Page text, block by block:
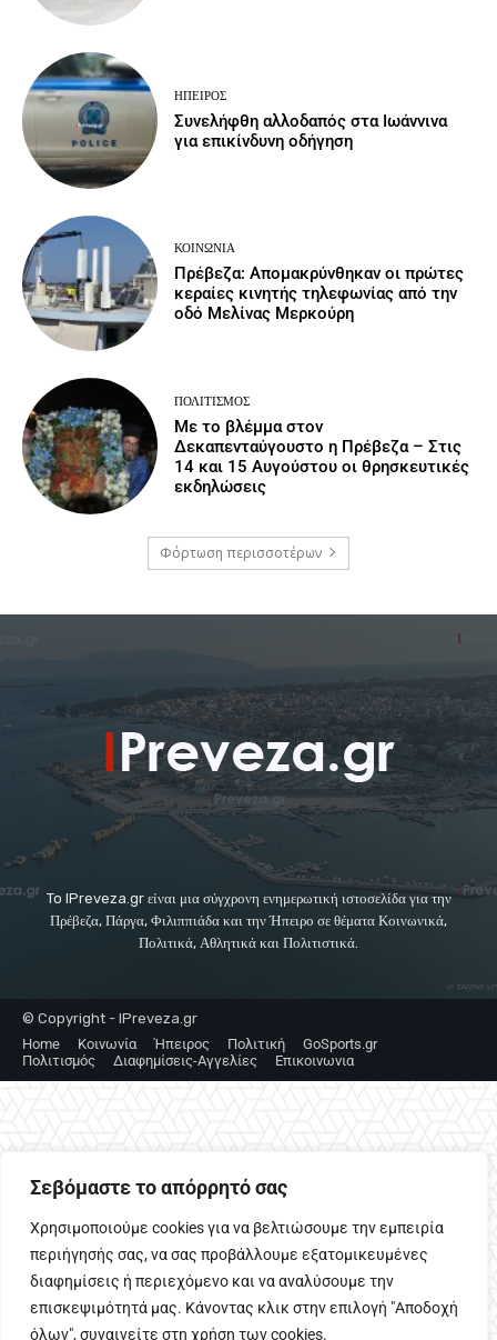
Σεβόμαστε το απόρρητό σας
Χρησιμοποιούμε cookies για να βελτιώσουμε την εμπειρία
περιήγησής σας, να σας προβάλλουμε εξατομικευμένες
διαφημίσεις ή περιεχόμενο και να αναλύσουμε την
επισκεψιμότητά μας. Κάνοντας κλικ στην επιλογή "Αποδοχή
όλων", συναινείτε στη χρήση των cookies.
ΉΠΕΙΡΟΣ
Συνελήφθη αλλοδαπός στα Ιωάννινα
για επικίνδυνη οδήγηση
ΚΟΙΝΩΝΙΑ
Πρέβεζα: Απομακρύνθηκαν οι πρώτες
κεραίες κινητής τηλεφωνίας από την
οδό Μελίνας Μερκούρη
ΠΟΛΙΤΙΣΜΌΣ
Με το βλέμμα στον
Δεκαπενταύγουστο η Πρέβεζα – Στις
14 και 15 Αυγούστου οι θρησκευτικές
εκδηλώσεις
Φόρτωση περισσοτέρων
To IPreveza.gr είναι μια σύγχρονη ενημερωτική ιστοσελίδα για την
Πρέβεζα, Πάργα, Φιλιππιάδα και την Ήπειρο σε θέματα Κοινωνικά,
Πολιτικά, Αθλητικά και Πολιτιστικά.
© Copyright - IPreveza.gr
Home
Κοινωνία Ήπειρος Πολιτική
GoSports.gr
Πολιτισμός
Διαφημίσεις-Αγγελίες Επικοινωνια